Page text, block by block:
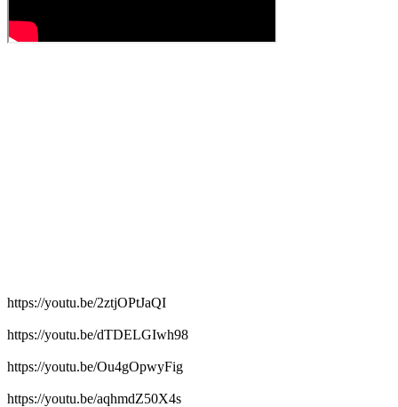
https://youtu.be/2ztjOPtJaQI
https://youtu.be/dTDELGIwh98
https://youtu.be/Ou4gOpwyFig
https://youtu.be/aqhmdZ50X4s